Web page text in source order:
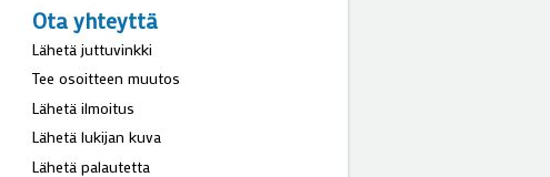
Ota yhteyttä
Lähetä juttuvinkki
Tee osoitteen muutos
Lähetä ilmoitus
Lähetä lukijan kuva